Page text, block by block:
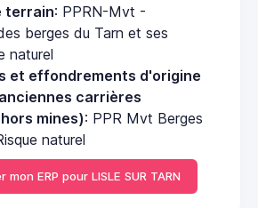
terrain: PPRN-Mvt -
berges du Tarn et ses
naturel
et effondrements d'origine
carrières
mines): PPR Mvt Berges
naturel
mon ERP pour LISLE SUR TARN